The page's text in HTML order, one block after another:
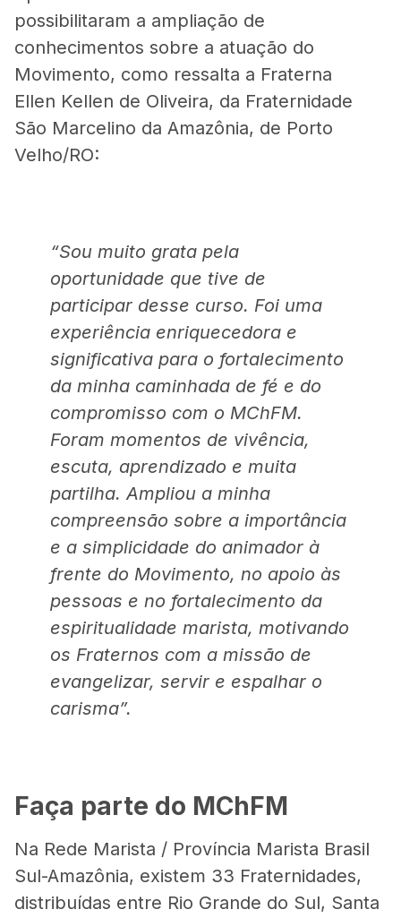
possibilitaram a ampliação de
conhecimentos sobre a atuação do
Movimento, como ressalta a Fraterna
Ellen Kellen de Oliveira, da Fraternidade
São Marcelino da Amazônia, de Porto
Velho/RO:
“Sou muito grata pela
oportunidade que tive de
participar desse curso. Foi uma
experiência enriquecedora e
significativa para o fortalecimento
da minha caminhada de fé e do
compromisso com o MChFM.
Foram momentos de vivência,
escuta, aprendizado e muita
partilha. Ampliou a minha
compreensão sobre a importância
e a simplicidade do animador à
frente do Movimento, no apoio às
pessoas e no fortalecimento da
espiritualidade marista, motivando
os Fraternos com a missão de
evangelizar, servir e espalhar o
carisma”.
Faça parte do MChFM
Na Rede Marista / Província Marista Brasil
Sul-Amazônia, existem 33 Fraternidades,
distribuídas entre Rio Grande do Sul, Santa